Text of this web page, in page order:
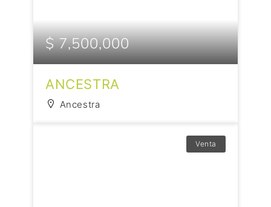
$ 7,500,000
ANCESTRA
Ancestra
Venta